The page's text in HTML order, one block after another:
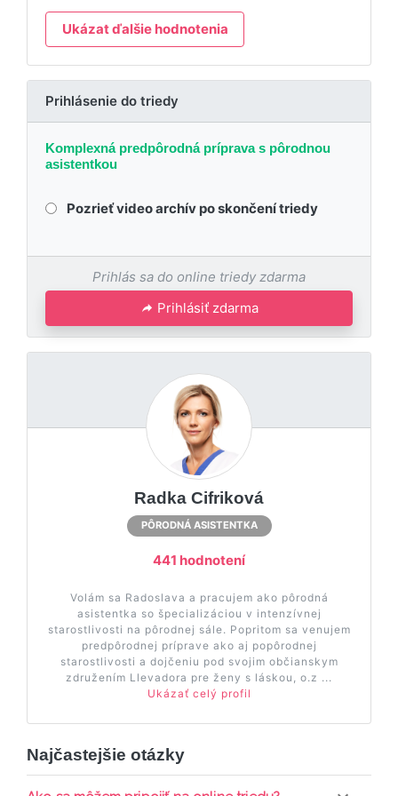
Ukázat ďalšie hodnotenia
Prihlásenie do triedy
Komplexná predpôrodná príprava s pôrodnou
asistentkou
Pozrieť video archív po skončení triedy
Prihlás sa do online triedy zdarma
Prihlásiť zdarma
Radka Cifriková
PÔRODNÁ ASISTENTKA
441 hodnotení
Volám sa Radoslava a pracujem ako pôrodná
asistentka so špecializáciou v intenzívnej
starostlivosti na pôrodnej sále. Popritom sa venujem
predpôrodnej príprave ako aj popôrodnej
starostlivosti a dojčeniu pod svojim občianskym
združením Llevadora pre ženy s láskou, o.z ...
Ukázať celý profil
Najčastejšie otázky